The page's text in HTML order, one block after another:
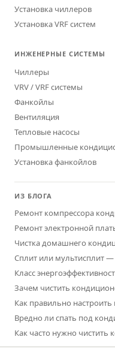
Установка чиллеров
Установка VRF систем
ИНЖЕНЕРНЫЕ СИСТЕМЫ
Чиллеры
VRV / VRF системы
Фанкойлы
Вентиляция
Тепловые насосы
Промышленные
Установка фанкойлов
ИЗ БЛОГА
Ремонт компрессора
Ремонт электронной
Чистка домашнего
Сплит или мультисплит
Класс
Зачем чистить
Как правильно
Вредно ли спать под
Как часто нужно чистить